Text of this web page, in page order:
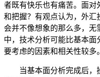
者既有快乐也有痛苦。面对
和把握？有观点认为，外
会并不像想象的那么多，
中，技术分析可能比基本
要考虑的因素和相关性较多。
当基本面分析完成后